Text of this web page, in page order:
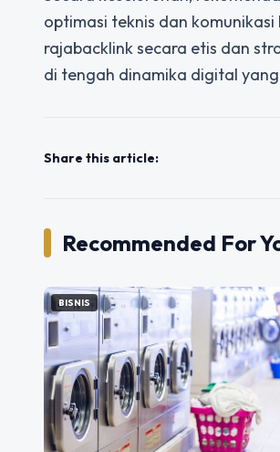
optimasi teknis dan
rajabacklink secara etis dan
di tengah dinamika digital
Share this article:
Recommended For
BISNIS